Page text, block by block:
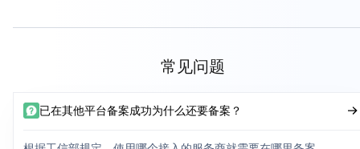
常见问题
已在其他平台备案成功为什么还要备案？